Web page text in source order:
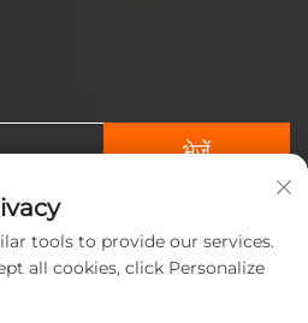
भेजें
tools to provide our services.
all cookies, click Personalize